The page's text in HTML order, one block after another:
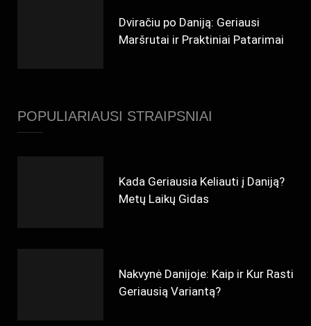
Dviračiu po Daniją: Geriausi
Maršrutai ir Praktiniai Patarimai
POPULIARIAUSI STRAIPSNIAI
Kada Geriausia Keliauti į Daniją?
Metų Laikų Gidas
Nakvynė Danijoje: Kaip ir Kur Rasti
Geriausią Variantą?